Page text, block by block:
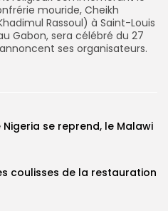
mouride, Cheikh
Rassoul) à Saint-Louis
Gabon, sera célébré du 27
ses organisateurs.
Nigeria se reprend, le Malawi
coulisses de la restauration